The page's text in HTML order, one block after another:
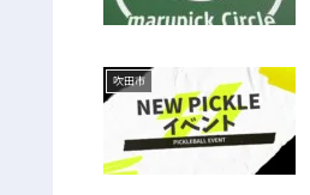
吹田市